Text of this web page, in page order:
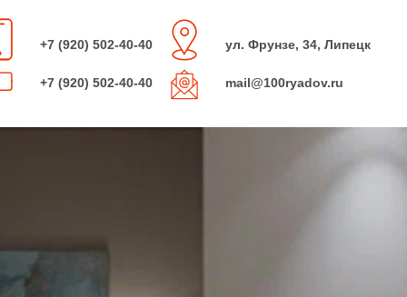
+7 (920) 502-40-40
+7 (920) 502-40-40
ул. Фрунзе, 34, Липецк
mail@100ryadov.ru